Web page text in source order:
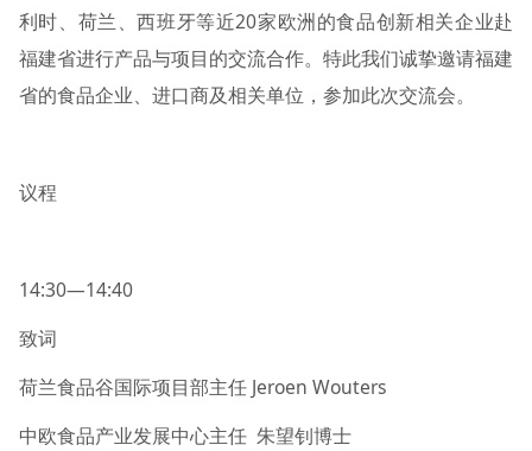
利时、荷兰、西班牙等近20家欧洲的食品创新相关企业赴
福建省进行产品与项目的交流合作。特此我们诚挚邀请福建
省的食品企业、进口商及相关单位，参加此次交流会。
议程
14:30—14:40
致词
荷兰食品谷国际项目部主任 Jeroen Wouters
中欧食品产业发展中心主任 朱望钊博士